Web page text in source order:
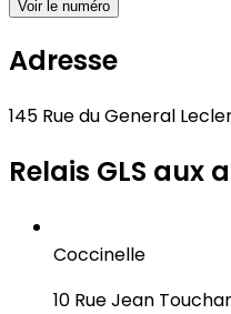
Voir le numéro
Adresse
145 Rue du General
Relais GLS aux
Coccinelle
10 Rue Jean